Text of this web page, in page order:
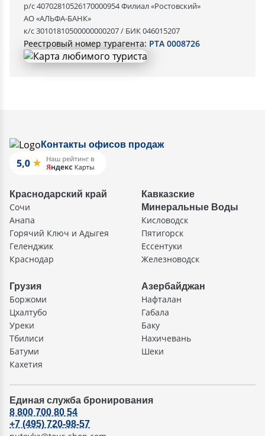
р/с 40702810526170000954 Филиал «Ростовский»
АО «АЛЬФА-БАНК»
к/с 30101810500000000207 / БИК 046015207
Реестровый номер турагента: РТА 0008726
Контакты офисов продаж
Краснодарский край
Сочи
Анапа
Горячий Ключ и Адыгея
Геленджик
Краснодар
Кавказские
Минеральные Воды
Кисловодск
Пятигорск
Ессентуки
Железноводск
Грузия
Боржоми
Цхалтубо
Уреки
Тбилиси
Батуми
Кахетия
Азербайджан
Нафталан
Габала
Баку
Нахичевань
Шеки
Единая служба бронирования
8 800 700 80 54
+7 (495) 720-98-57